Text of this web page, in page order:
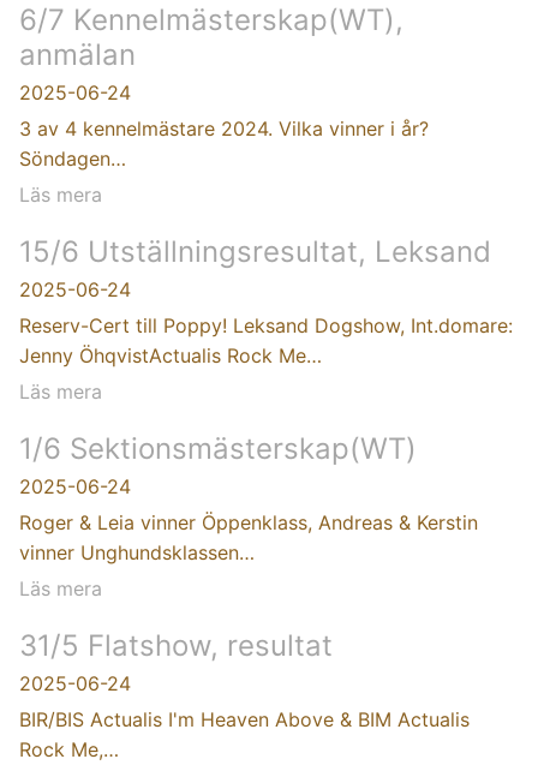
6/7 Kennelmästerskap(WT),
anmälan
2025-06-24
3 av 4 kennelmästare 2024. Vilka vinner i år?
Söndagen…
Läs mera
15/6 Utställningsresultat, Leksand
2025-06-24
Reserv-Cert till Poppy! Leksand Dogshow, Int.domare:
Jenny ÖhqvistActualis Rock Me…
Läs mera
1/6 Sektionsmästerskap(WT)
2025-06-24
Roger & Leia vinner Öppenklass, Andreas & Kerstin
vinner Unghundsklassen…
Läs mera
31/5 Flatshow, resultat
2025-06-24
BIR/BIS Actualis I'm Heaven Above & BIM Actualis
Rock Me,…